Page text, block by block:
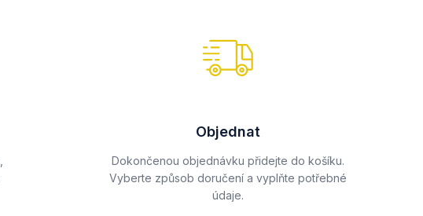
Objednat
Dokončenou objednávku přidejte do košíku.
Vyberte způsob doručení a vyplňte potřebné
údaje.